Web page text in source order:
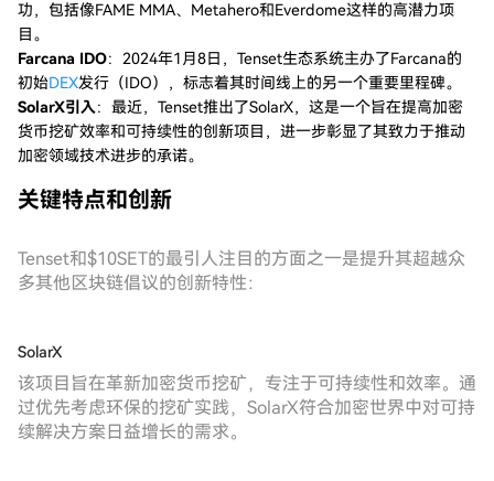
功，包括像FAME MMA、Metahero和Everdome这样的高潜力项
目。
Farcana IDO：2024年1月8日，Tenset生态系统主办了Farcana的
初始DEX发行（IDO），标志着其时间线上的另一个重要里程碑。
SolarX引入：最近，Tenset推出了SolarX，这是一个旨在提高加密
货币挖矿效率和可持续性的创新项目，进一步彰显了其致力于推动
加密领域技术进步的承诺。
关键特点和创新
Tenset和$10SET的最引人注目的方面之一是提升其超越众
多其他区块链倡议的创新特性：
SolarX
该项目旨在革新加密货币挖矿，专注于可持续性和效率。通
过优先考虑环保的挖矿实践，SolarX符合加密世界中对可持
续解决方案日益增长的需求。